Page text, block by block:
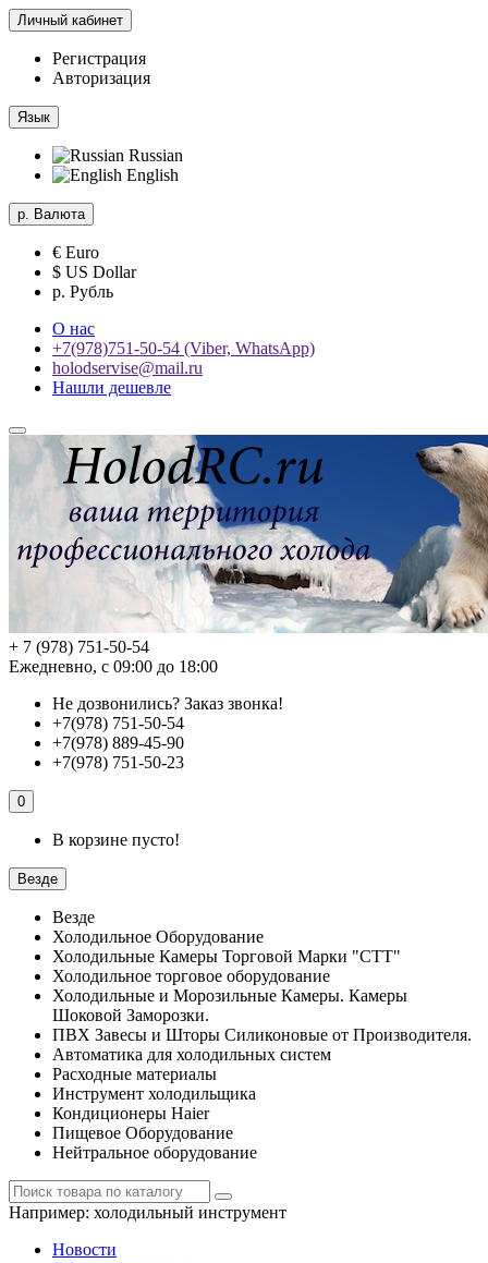
Личный кабинет
Регистрация
Авторизация
Язык
Russian
English
р. Валюта
€ Euro
$ US Dollar
р. Рубль
О нас
+7(978)751-50-54 (Viber, WhatsApp)
holodservise@mail.ru
Нашли дешевле
+ 7 (978) 751-50-54
Ежедневно, с 09:00 до 18:00
Не дозвонились? Заказ звонка!
+7(978) 751-50-54
+7(978) 889-45-90
+7(978) 751-50-23
0
В корзине пусто!
Везде
Везде
Холодильное Оборудование
Холодильные Камеры Торговой Марки "СТТ"
Холодильное торговое оборудование
Холодильные и Морозильные Камеры. Камеры
Шоковой Заморозки.
ПВХ Завесы и Шторы Силиконовые от Производителя.
Автоматика для холодильных систем
Расходные материалы
Инструмент холодильщика
Кондиционеры Haier
Пищевое Оборудование
Нейтральное оборудование
Например: холодильный инструмент
Новости